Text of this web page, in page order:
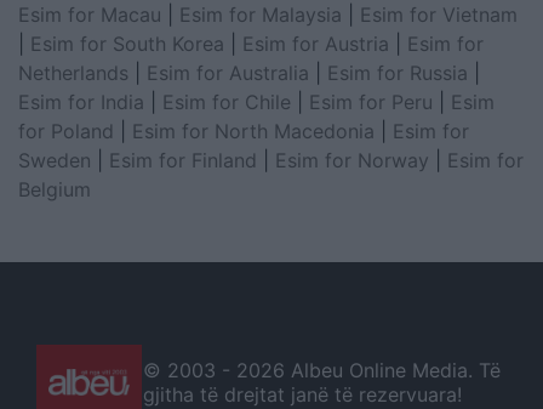
Esim for Macau
Esim for Malaysia
Esim for Vietnam
Esim for South Korea Esim for Austria
Esim for
Netherlands
Esim for Australia Esim for Russia
Esim for India
Esim for Chile Esim for Peru
Esim
for Poland
Esim for North Macedonia
Esim for
Sweden
Esim for Finland Esim for Norway
Esim for
Belgium
© 2003 - 2026 Albeu Online Media. Të
gjitha të drejtat janë të rezervuara!